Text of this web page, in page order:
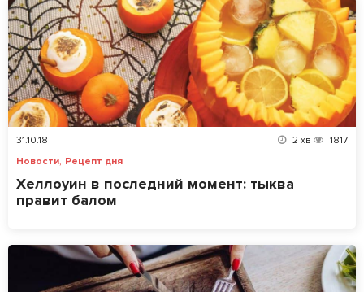
31.10.18 2 хв
1817
Новости, Рецепт дня
Хеллоуин в последний момент: тыква
правит балом